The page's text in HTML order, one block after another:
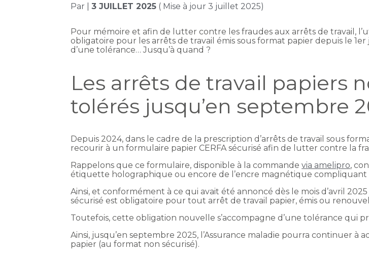
Par |3 JUILLET 2025 ( Mise à jour 3 juillet 2025)
Pour mémoire et afin de lutter contre les fraudes aux arrêts de travail,
obligatoire pour les arrêts de travail émis sous format papier depuis le
d’une tolérance… Jusqu’à quand ?
Les arrêts de travail papiers
tolérés jusqu’en septembre
Depuis 2024, dans le cadre de la prescription d’arrêts de travail sous
recourir à un formulaire papier CERFA sécurisé afin de lutter contre la
Rappelons que ce formulaire, disponible à la commandevia amelipro,
étiquette holographique ou encore de l’encre magnétique compliquant
Ainsi, et conformément à ce qui avait été annoncé dès le mois d’avril
sécurisé est obligatoire pour tout arrêt de travail papier, émis ou
Toutefois, cette obligation nouvelle s’accompagne d’une tolérance qui
Ainsi, jusqu’en septembre 2025, l’Assurance maladie pourra continuer à
papier (au format non sécurisé).